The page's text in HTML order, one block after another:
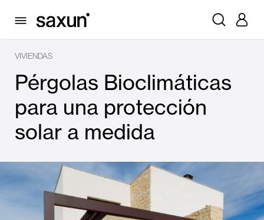
VIVIENDAS
Pérgolas Bioclimáticas
para una protección
solar a medida